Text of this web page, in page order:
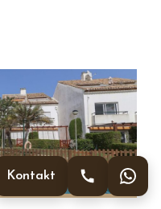
Kontakt